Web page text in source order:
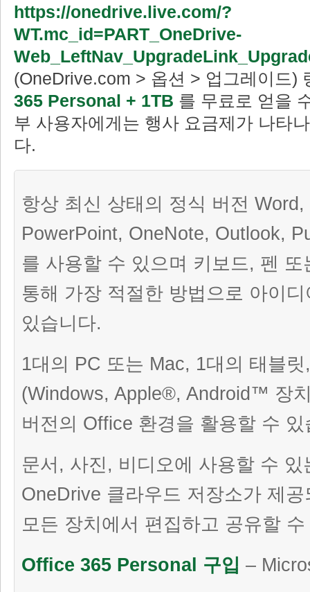
https://onedrive.live.com/?
WT.mc_id=PART_OneDrive-
(OneDrive.com > 옵션 > 업그레이드)
365 Personal + 1TB 를 무료로 얻을
부 사용자에게는 행사 요금제가 나타
다.
항상 최신 상태의 정식 버전
PowerPoint, OneNote, Outlook,
를 사용할 수 있으며 키보드, 펜
통해 가장 적절한 방법으로 아이
있습니다.
1대의 PC 또는 Mac, 1대의 태블
(Windows, Apple®, Android™ 장
버전의 Office 환경을 활용할 수 있
문서, 사진, 비디오에 사용할 수 있
OneDrive 클라우드 저장소가 제
모든 장치에서 편집하고 공유할
Office 365 Personal 구입 –